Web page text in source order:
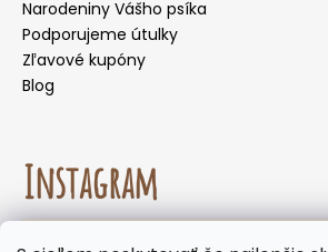
Narodeniny Vášho psíka
Podporujeme útulky
Zľavové kupóny
Blog
Instagram